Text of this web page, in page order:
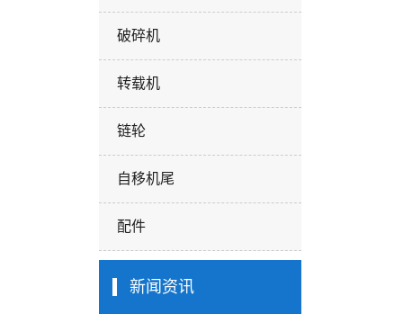
破碎机
转载机
链轮
自移机尾
配件
新闻资讯